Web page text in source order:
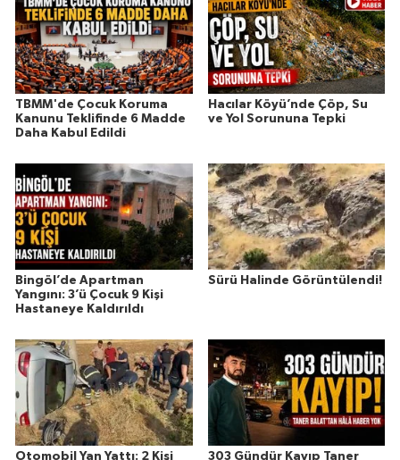
TBMM'de Çocuk Koruma
Kanunu Teklifinde 6 Madde
Daha Kabul Edildi
Hacılar Köyü’nde Çöp, Su
ve Yol Sorununa Tepki
Bingöl’de Apartman
Yangını: 3’ü Çocuk 9 Kişi
Hastaneye Kaldırıldı
Sürü Halinde Görüntülendi!
Otomobil Yan Yattı: 2 Kişi
303 Gündür Kayıp Taner